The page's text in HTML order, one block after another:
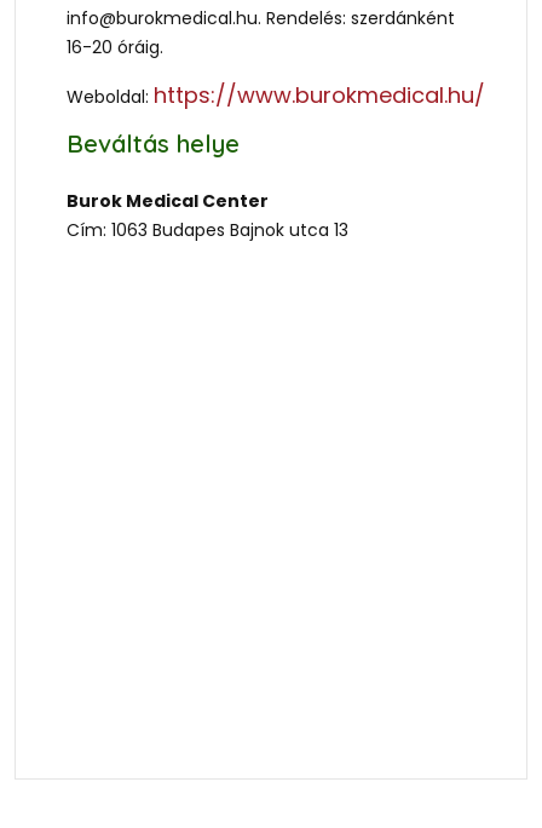
info@burokmedical.hu. Rendelés: szerdánként
16-20 óráig.
Weboldal: https://www.burokmedical.hu/
Beváltás helye
Burok Medical Center
Cím: 1063 Budapes Bajnok utca 13